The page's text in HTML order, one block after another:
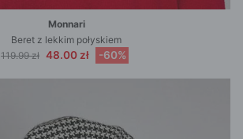
Monnari
Beret z lekkim połyskiem
119.99 zł 48.00 zł -60%